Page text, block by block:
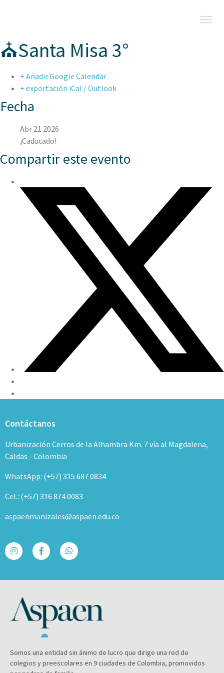
⛪Santa Misa 3°
+ Añadir Google Calendar
+ exportación iCal / Outlook
Fecha
Abr 21 2026
¡Caducado!
Compartir este evento
Contáctanos
Urbanización Cerros de la Alhambra Km. 7 vía al Magdalena,
Caldas - Colombia
WhatsApp: (+57) 315 687 0834
Cel.: (+57) 316 874 0083
aspaenmanizales@aspaen.edu.co
Somos una entidad sin ánimo de lucro que dirige una red de
colegios y preescolares en 9 ciudades de Colombia, promovidos